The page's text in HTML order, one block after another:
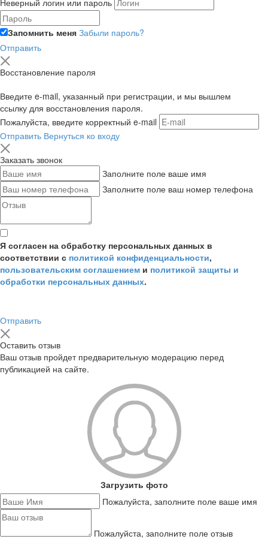
Запомнить меня Забыли пароль?
Отправить
Восстановление пароля
Введите e-mail, указанный при регистрации, и мы вышлем
ссылку для восстановления пароля.
Пожалуйста, введите корректный e-mail
Отправить Вернуться ко входу
Заказать звонок
Заполните поле ваше имя
Заполните поле ваш номер телефона
Я согласен на обработку персональных данных в
соответствии с политикой конфиденциальности,
пользовательским соглашением и политикой защиты и
обработки персональных данных.
Отправить
Оставить отзыв
Ваш отзыв пройдет предварительную модерацию перед
публикацией на сайте.
Загрузить фото
Пожалуйста, заполните поле ваше имя
Пожалуйста, заполните поле отзыв